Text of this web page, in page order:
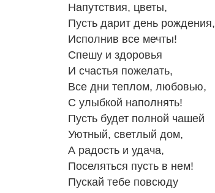
Напутствия, цветы,
Пусть дарит день рождения,
Исполнив все мечты!
Спешу и здоровья
И счастья пожелать,
Все дни теплом, любовью,
С улыбкой наполнять!
Пусть будет полной чашей
Уютный, светлый дом,
А радость и удача,
Поселяться пусть в нем!
Пускай тебе повсюду